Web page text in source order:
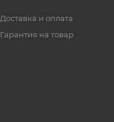
Доставка и оплата
Гарантия на товар